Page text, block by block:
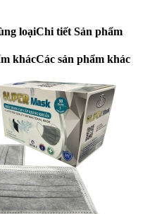
Chi tiết Sản phẩm
Các sản phẩm khác